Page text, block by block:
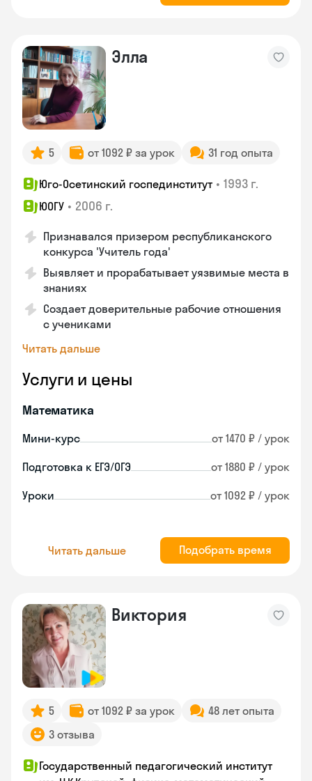
Элла
5 от 1092 ₽ за урок 31 год опыта
Юго-Осетинский госпединститут • 1993 г.
ЮОГУ • 2006 г.
Признавался призером республиканского
конкурса 'Учитель года'
Выявляет и прорабатывает уязвимые места в
знаниях
Создает доверительные рабочие отношения
с учениками
Читать дальше
Услуги и цены
Математика
Мини-курс от 1470 ₽ / урок
Подготовка к ЕГЭ/ОГЭ от 1880 ₽ / урок
Уроки от 1092 ₽ / урок
Читать дальше Подобрать время
Виктория
5 от 1092 ₽ за урок
48 лет опыта
3 отзыва
Государственный педагогический институт